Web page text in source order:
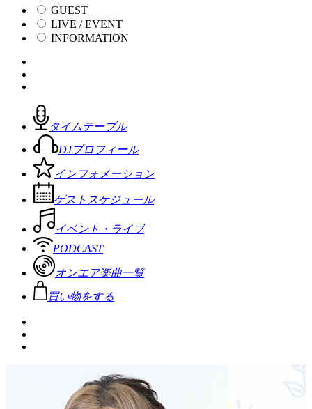
GUEST
LIVE / EVENT
INFORMATION
タイムテーブル
DJプロフィール
インフォメーション
ゲストスケジュール
イベント・ライブ
PODCAST
オンエア楽曲一覧
買い物をする